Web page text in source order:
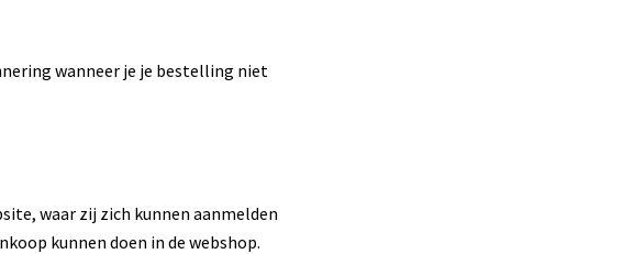
wanneer je je bestelling niet
waar zij zich kunnen aanmelden
kunnen doen in de webshop.